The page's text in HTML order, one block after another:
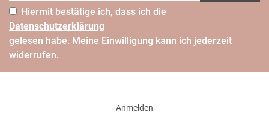
Hiermit bestätige ich, dass ich die
Daten­schutz­erklärung
gelesen habe. Meine Einwilligung kann ich jederzeit
widerrufen.
Anmelden